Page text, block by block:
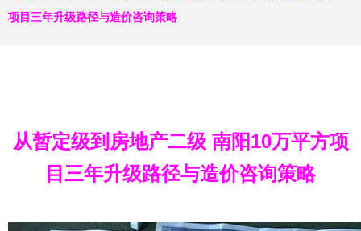
项目三年升级路径与造价咨询策略
从暂定级到房地产二级 南阳10万平方项
目三年升级路径与造价咨询策略